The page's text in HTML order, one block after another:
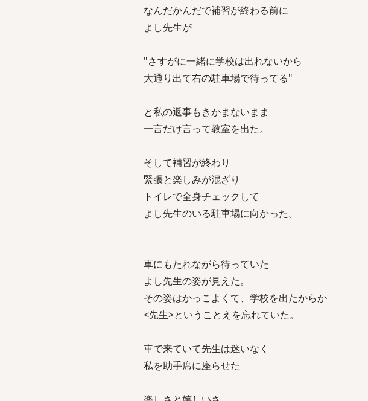
なんだかんだで補習が終わる前に
よし先生が
"さすがに一緒に学校は出れないから
大通り出て右の駐車場で待ってる"
と私の返事もきかまないまま
一言だけ言って教室を出た。
そして補習が終わり
緊張と楽しみが混ざり
トイレで全身チェックして
よし先生のいる駐車場に向かった。
車にもたれながら待っていた
よし先生の姿が見えた。
その姿はかっこよくて、学校を出たからか
<先生>ということえを忘れていた。
車で来ていて先生は迷いなく
私を助手席に座らせた